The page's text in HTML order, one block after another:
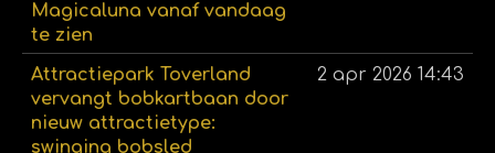
Magicaluna vanaf vandaag
te zien
Attractiepark Toverland
vervangt bobkartbaan door
nieuw attractietype:
swinging bobsled
2 apr 2026 14:43